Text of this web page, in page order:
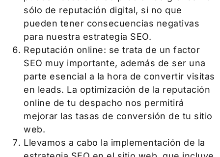
sólo de reputación digital, si no que
pueden tener consecuencias negativas
para nuestra estrategia SEO.
Reputación online: se trata de un factor
SEO muy importante, además de ser una
parte esencial a la hora de convertir visitas
en leads. La optimización de la reputación
online de tu despacho nos permitirá
mejorar las tasas de conversión de tu sitio
web.
Llevamos a cabo la implementación de la